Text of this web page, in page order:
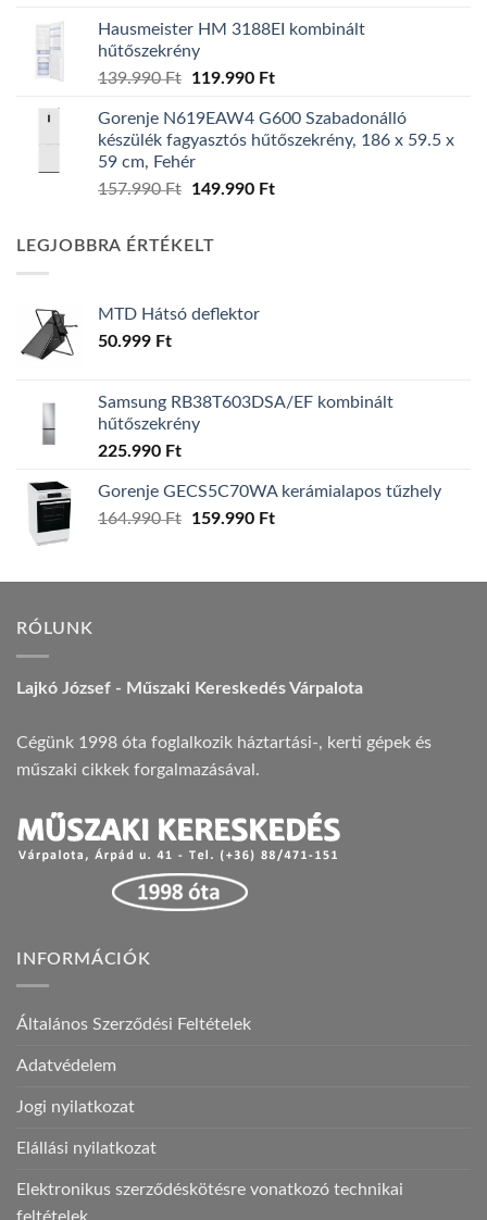
was:
139.990 Ft.
is:
Hausmeister HM 3188EI kombinált
hűtőszekrény
139.990Ft
Original
was:
139.990 Ft.
119.990 FtCurrent
is:
119.990 Ft.
Gorenje N619EAW4 G600 Szabadonálló
készülék fagyasztós hűtőszekrény, 186 x 59.5 x
59 cm, Fehér
157.990Ft
Original
157.990 Ft.
149.990 FtCurrent
LEGJOBBRA ÉRTÉKELT
MTD Hátsó deflektor
50.999 Ft
Samsung RB38T603DSA/EF kombinált
hűtőszekrény
225.990 Ft
Gorenje GECS5C70WA kerámialapos tűzhely
164.990Ft
Original
164.990 Ft.
159.990 FtCurrent
159.990 Ft.
RÓLUNK
Lajkó József - Műszaki Kereskedés Várpalota
Cégünk 1998 óta foglalkozik háztartási-, kerti gépek és
műszaki cikkek forgalmazásával.
INFORMÁCIÓK
Általános Szerződési Feltételek
Adatvédelem
Jogi nyilatkozat
Elállási nyilatkozat
Elektronikus szerződéskötésre vonatkozó technikai